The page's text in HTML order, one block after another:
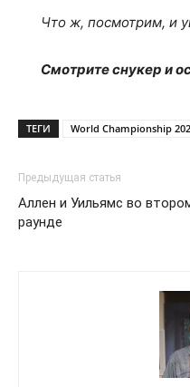
Что ж, посмотрим, и
Смотрите снукер и
ТЕГИ World Championship
Предыдущая статья
Аллен и Уильямс во
раунде